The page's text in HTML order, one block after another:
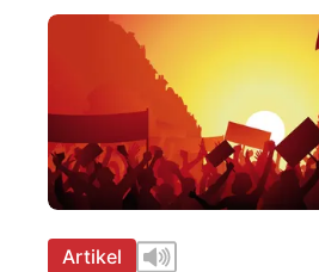
Artikel